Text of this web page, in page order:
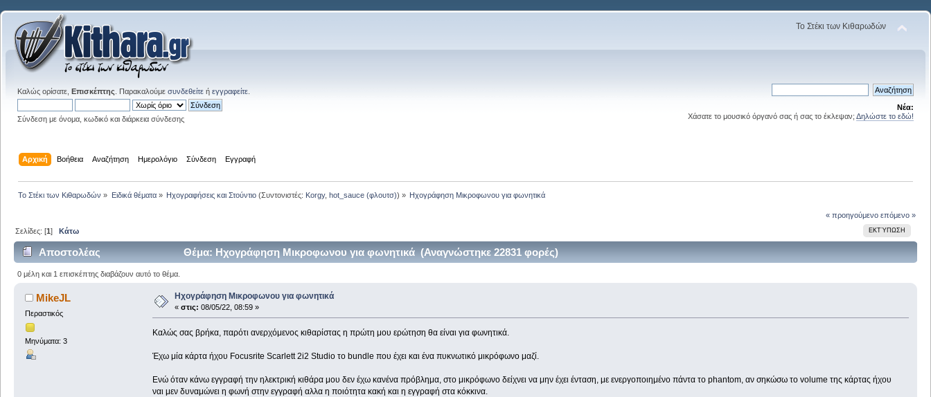
Το Στέκι των Κιθαρωδών
Καλώς ορίσατε, Επισκέπτης . Παρακαλούμε συνδεθείτε ή εγγραφείτε
Σύνδεση με όνομα, κωδικό και διάρκεια σύνδεσης
Νέα:
Χάσατε το μουσικό όργανό σας ή σας το έκλεψαν; Δηλώστε το εδώ!
Αρχική Βοήθεια Αναζήτηση Ημερολόγιο Σύνδεση Εγγραφή
Το Στέκι των Κιθαρωδών » Ειδικά θέματα» Ηχογραφήσεις και Στούντιο(Συντονιστές: Korgy, hot_sauce (φλουτσ)) » Ηχογράφηση Μικροφωνου για φωνητικά
« προηγούμενο επόμενο »
ΕΚΤΎΠΩΣΗ
Σελίδες: [1]Κάτω
Αποστολέας Θέμα: Ηχογράφηση Μικροφωνου για φωνητικά (Αναγνώστηκε 22831 φορές)
0 μέλη και 1 επισκέπτης διαβάζουν αυτό το θέμα.
MikeJL
Περαστικός
Μηνύματα: 3
Ηχογράφηση Μικροφωνου για φωνητικά
« στις: 08/05/22, 08:59 »
Καλώς σας βρήκα, παρότι ανερχόμενος κιθαρίστας η πρώτη μου ερώτηση θα είναι για φωνητικά.
Έχω μία κάρτα ήχου Focusrite Scarlett 2i2 Studio το bundle που έχει και ένα πυκνωτικό μικρόφωνο μαζί.
Ενώ όταν κάνω εγγραφή την ηλεκτρική κιθάρα μου δεν έχω κανένα πρόβλημα, στο μικρόφωνο δείχνει να μην έχει ένταση, με ενεργοποιημένο πάντα το phantom, αν σηκώσω το volume της κάρτας ήχου
ναι μεν δυναμώνει η φωνή στην εγγραφή αλλα η ποιότητα κακή και η εγγραφή στα κόκκινα.